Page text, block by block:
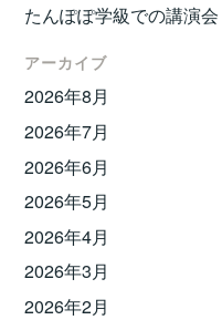
たんぽぽ学級での講演会
アーカイブ
2026年8月
2026年7月
2026年6月
2026年5月
2026年4月
2026年3月
2026年2月